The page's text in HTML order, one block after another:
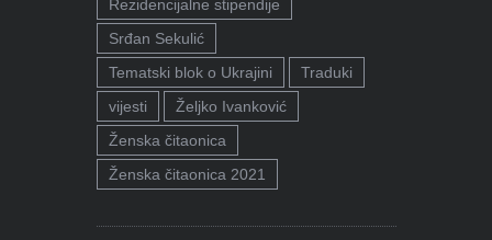
Rezidencijalne stipendije
Srđan Sekulić
Tematski blok o Ukrajini
Traduki
vijesti
Željko Ivanković
Ženska čitaonica
Ženska čitaonica 2021